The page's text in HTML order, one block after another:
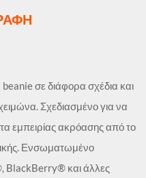
σε διάφορα σχέδια και
Σχεδιασμένο για να
εμπειρίας ακρόασης από το
Ενσωματωμένο
BlackBerry® και άλλες